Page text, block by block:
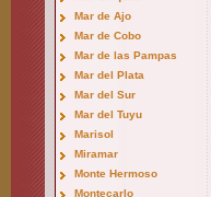
Mar de Ajo
Mar de Cobo
Mar de las Pampas
Mar del Plata
Mar del Sur
Mar del Tuyu
Marisol
Miramar
Monte Hermoso
Montecarlo